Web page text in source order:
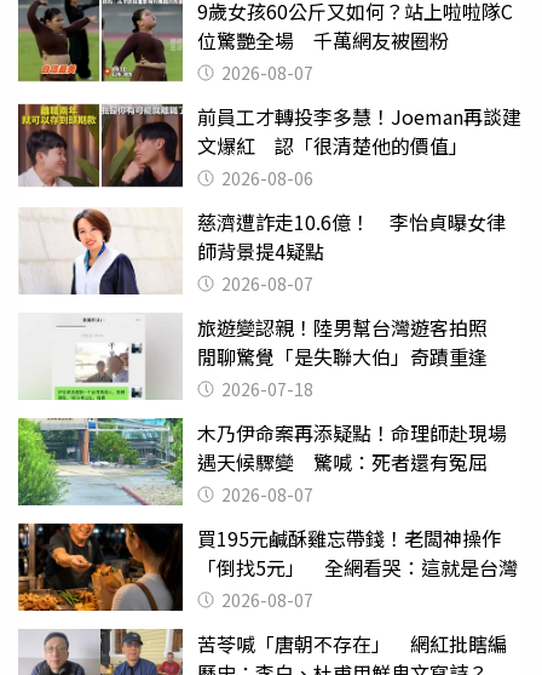
9歲女孩60公斤又如何？站上啦啦隊C
位驚艷全場 千萬網友被圈粉
2026-08-07
前員工才轉投李多慧！Joeman再談建
文爆紅 認「很清楚他的價值」
2026-08-06
慈濟遭詐走10.6億！ 李怡貞曝女律
師背景提4疑點
2026-08-07
旅遊變認親！陸男幫台灣遊客拍照
閒聊驚覺「是失聯大伯」奇蹟重逢
2026-07-18
木乃伊命案再添疑點！命理師赴現場
遇天候驟變 驚喊：死者還有冤屈
2026-08-07
買195元鹹酥雞忘帶錢！老闆神操作
「倒找5元」 全網看哭：這就是台灣
2026-08-07
苦苓喊「唐朝不存在」 網紅批瞎編